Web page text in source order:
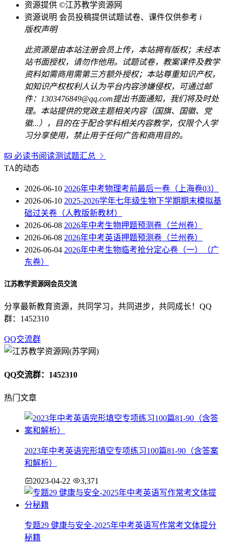
资源提供 ©江苏教学资源网
资源说明 会员投稿提供试题试卷、课件仅供参考 i
版权声明
此资源是由本站注册会员上传，本站拥有版权；未经本
站书面授权，请勿作他用。试题试卷，教案课件及教学
资料如需商用需第三方额外授权；本站尊重知识产权，
如知识产权权利人认为平台内容涉嫌侵权，可通过邮
件：1303476849@qq.com提出书面通知，我们将及时处
理。本站提供的党政主题相关内容（国旗、国徽、党
徽...），目的在于配合学科相关内容教学，仅限个人学
习分享使用，禁止用于任何广告和商用目的。
必读书阅读测试题汇总
TA的动态
2026-06-10 2026年中考物理考前最后一卷（上海卷03）
2026-06-10 2025-2026学年七年级生物下学期期末模拟基
础过关卷（人教版新教材）
2026-06-08 2026年中考生物押题预测卷（兰州卷）
2026-06-08 2026年中考英语押题预测卷（兰州卷）
2026-06-04 2026年中考生物临考抢分定心卷（一）（广
东卷）
江苏教学资源网会员交流
分享最新教育资源，共同学习，共同进步，共同成长！QQ
群：1452310
QQ交流群
QQ交流群：1452310
热门文章
2023年中考英语完形填空专项练习100篇81-90（含答案
和解析）
2023-04-22 3,371
专题29 健康与安全-2025年中考英语写作常考文体提分
秘籍